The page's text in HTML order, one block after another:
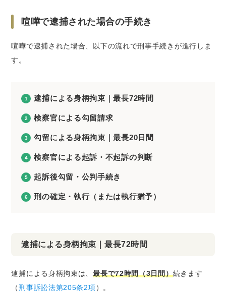
喧嘩で逮捕された場合の手続き
喧嘩で逮捕された場合、以下の流れで刑事手続きが進行しま
す。
逮捕による身柄拘束｜最長72時間
検察官による勾留請求
勾留による身柄拘束｜最長20日間
検察官による起訴・不起訴の判断
起訴後勾留・公判手続き
刑の確定・執行（または執行猶予）
逮捕による身柄拘束｜最長72時間
逮捕による身柄拘束は、最長で72時間（3日間）続きます
（刑事訴訟法第205条2項）。